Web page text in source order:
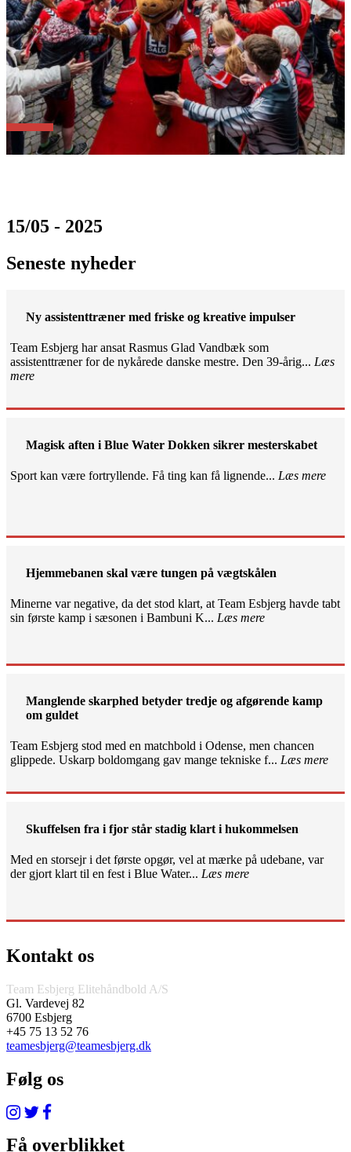
15/05 - 2025
Seneste nyheder
Ny assistenttræner med friske og kreative impulser
Team Esbjerg har ansat Rasmus Glad Vandbæk som
assistenttræner for de nykårede danske mestre. Den 39-årig... Læs
mere
Magisk aften i Blue Water Dokken sikrer mesterskabet
Sport kan være fortryllende. Få ting kan få lignende... Læs mere
Hjemmebanen skal være tungen på vægtskålen
Minerne var negative, da det stod klart, at Team Esbjerg havde tabt
sin første kamp i sæsonen i Bambuni K... Læs mere
Manglende skarphed betyder tredje og afgørende kamp
om guldet
Team Esbjerg stod med en matchbold i Odense, men chancen
glippede. Uskarp boldomgang gav mange tekniske f... Læs mere
Skuffelsen fra i fjor står stadig klart i hukommelsen
Med en storsejr i det første opgør, vel at mærke på udebane, var
der gjort klart til en fest i Blue Water... Læs mere
Kontakt os
Team Esbjerg Elitehåndbold A/S
Gl. Vardevej 82
6700 Esbjerg
+45 75 13 52 76
teamesbjerg@teamesbjerg.dk
Følg os
Få overblikket